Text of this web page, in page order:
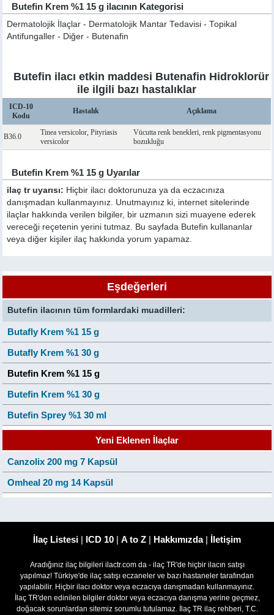
Butefin Krem %1 15 g ilacının Kategorisi
Dermatolojik İlaçlar - Dermatolojik Mantar Tedavisi - Topikal
Antifungaller - Diğer - Butenafin
Butefin ilacı etkin maddesi Butenafin Hidroklorür
ile ilgili bazı hastalıklar
ICD-10
Kodu
Hastalık Açıklama
B36.0
Tinea versicolor, Pityriasis
versicolor
Vücutta renk benekleri, renk pigmentasyonu
bozukluğu
Butefin Krem %1 15 g Uyarılar
ilaç tr uyarısı: Hiçbir ilacı doktorunuza ya da eczacınıza
danışmadan kullanmayınız. Unutmayınız ki, internet sitelerinde
ilaçlar hakkında verilen bilgiler, bir uzmanın sizi muayene ederek
vereceği reçetenin yerini tutmaz. Bu sayfada Butefin kullananlar
veya diğer kişiler ilaç hakkında yorum yapamaz.
Eşdeğerleri
Butefin ilacının tüm formlardaki muadilleri:
Butafly Krem %1 15 g
Butafly Krem %1 30 g
Butefin Krem %1 15 g
Butefin Krem %1 30 g
Butefin Sprey %1 30 ml
Yeni Eklenen İlaçlar
Canzolix 200 mg 7 Kapsül
Omheal 20 mg 14 Kapsül
İlaç Listesi | ICD 10 | A to Z | Hakkımızda| İletişim
Aradığınız ilaç bilgileri ilactr.com da - ilaç TR'de hiçbir ilacın satışı
yapılmaz! Türkiye'de ilaç satışı eczaneler ve bazı hastaneler tarafından
yapılabilir. Hiçbir ilacı doktor veya eczacıya danışmadan kullanmayınız.
İlaç TR'den edinilen bilgiler doktor veya eczacıya danışma yerine geçmez,
doğacak sorunlardan sitemiz sorumlu tutulamaz. İlaç TR ilaç rehberi, T.C.